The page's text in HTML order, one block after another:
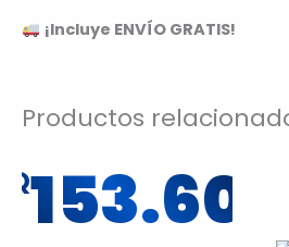
¡Incluye ENVÍO GRATIS!
Productos
Q153.60